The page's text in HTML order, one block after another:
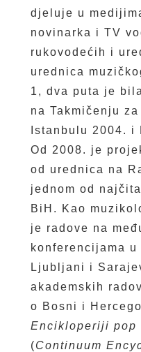
djeluje u
novinarka i TV
rukovodećih i
urednica
1, dva puta je
na Takmičenju
Istanbulu 2004.
Od 2008. je
od urednica na
jednom od
BiH. Kao
je radove na
konferencijama
Ljubljani i
akademskih
o Bosni i
Encikloperiji pop
(Continuum